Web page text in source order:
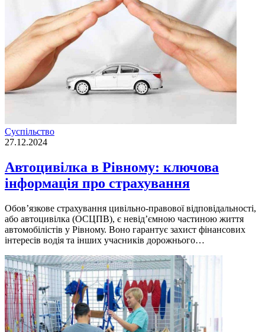
Суспільство
27.12.2024
Автоцивілка в Рівному: ключова
інформація про страхування
Обов’язкове страхування цивільно-правової відповідальності,
або автоцивілка (ОСЦПВ), є невід’ємною частиною життя
автомобілістів у Рівному. Воно гарантує захист фінансових
інтересів водія та інших учасників дорожнього…